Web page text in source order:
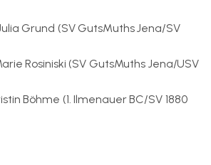
Grund (SV GutsMuths Jena/SV
Rosiniski (SV GutsMuths Jena/USV
Böhme (1. Ilmenauer BC/SV 1880